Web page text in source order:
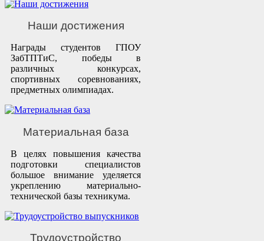
Наши достижения
Награды студентов ГПОУ
ЗабТПТиС, победы в
различных конкурсах,
спортивных соревнованиях,
предметных олимпиадах.
Материальная база
В целях повышения качества
подготовки специалистов
большое внимание уделяется
укреплению материально-
технической базы техникума.
Трудоустройство